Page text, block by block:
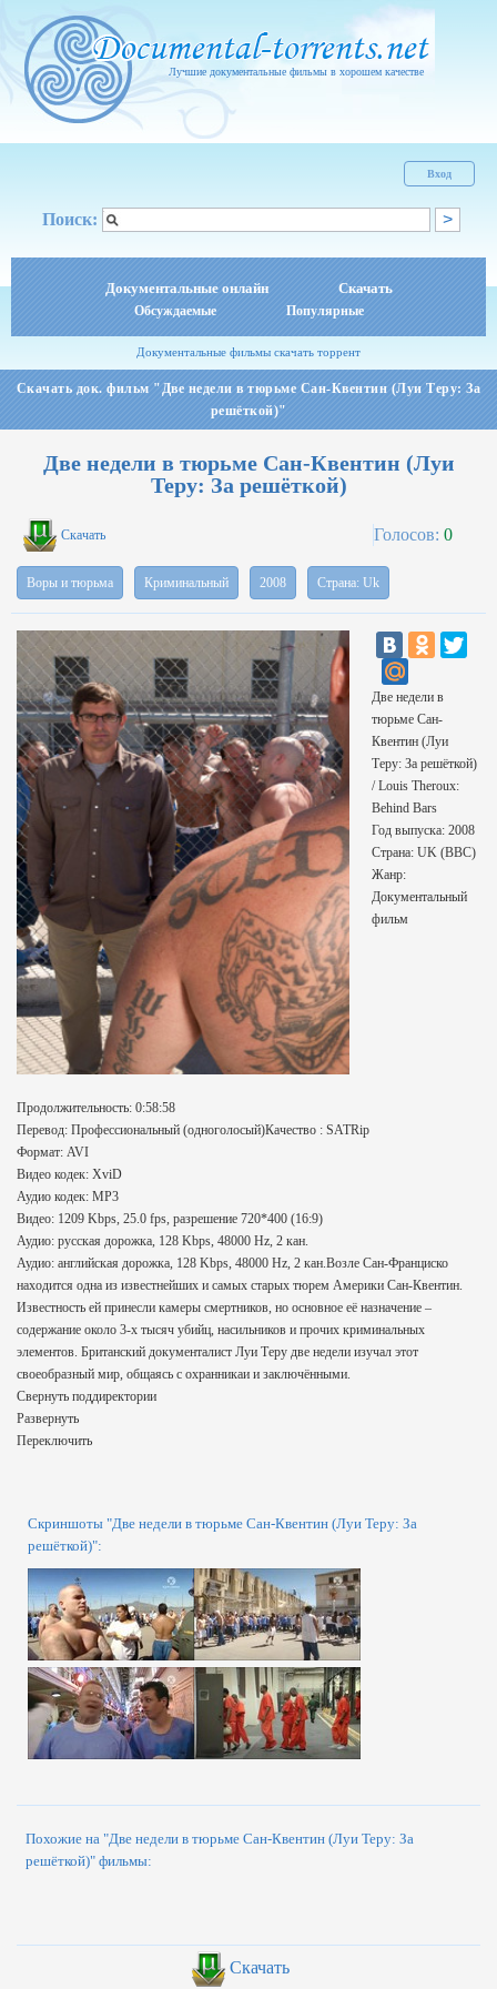
Лучшие документальные фильмы в хорошем качестве
Вход
Поиск:
Документальные онлайн Скачать
Обсуждаемые Популярные
Документальные фильмы скачать торрент
Скачать док. фильм "Две недели в тюрьме Сан-Квентин (Луи Теру: За
решёткой)"
Две недели в тюрьме Сан-Квентин (Луи
Теру: За решёткой)
Скачать Голосов: 0
Воры и тюрьма Криминальный 2008 Страна: Uk
Две недели в
тюрьме Сан-
Квентин (Луи
Теру: За решёткой)
/ Louis Theroux:
Behind Bars
Год выпуска: 2008
Страна: UK (BBC)
Жанр:
Документальный
фильм
Продолжительность: 0:58:58
Перевод: Профессиональный (одноголосый)Качество : SATRip
Формат: AVI
Видео кодек: XviD
Аудио кодек: MP3
Видео: 1209 Kbps, 25.0 fps, разрешение 720*400 (16:9)
Аудио: русская дорожка, 128 Kbps, 48000 Hz, 2 кан.
Аудио: английская дорожка, 128 Kbps, 48000 Hz, 2 кан.Возле Сан-Франциско
находится одна из известнейших и самых старых тюрем Америки Сан-Квентин.
Известность ей принесли камеры смертников, но основное её назначение –
содержание около 3-х тысяч убийц, насильников и прочих криминальных
элементов. Британский документалист Луи Теру две недели изучал этот
своеобразный мир, общаясь с охранникаи и заключёнными.
Свернуть поддиректории
Развернуть
Переключить
Скриншоты "Две недели в тюрьме Сан-Квентин (Луи Теру: За
решёткой)":
Похожие на "Две недели в тюрьме Сан-Квентин (Луи Теру: За
решёткой)" фильмы:
Скачать